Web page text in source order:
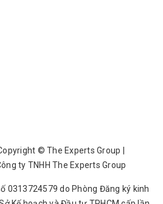
©️ The Experts Group |
ty TNHH The Experts Group
0313724579 do Phòng Đăng ký kinh